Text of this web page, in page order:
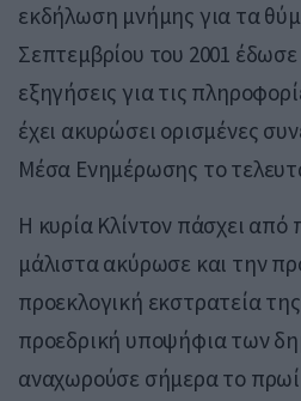
εκδήλωση μνήμης για τα
Σεπτεμβρίου του 2001 έδωσε
εξηγήσεις για τις
έχει ακυρώσει ορισμένες
Μέσα Ενημέρωσης το
Η κυρία Κλίντον πάσχει από
μάλιστα ακύρωσε και την
προεκλογική εκστρατεία
προεδρική υποψήφια των
αναχωρούσε σήμερα το πρωί